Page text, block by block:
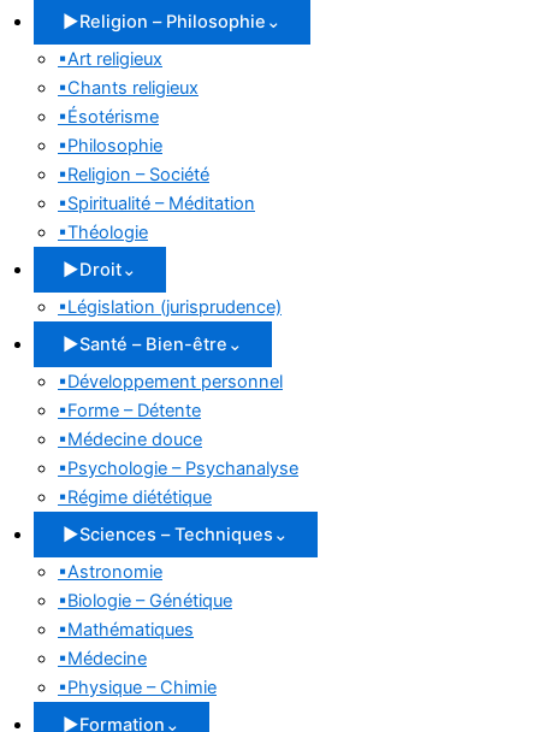
▶Religion – Philosophie ⌄
▪Art religieux
▪Chants religieux
▪Ésotérisme
▪Philosophie
▪Religion – Société
▪Spiritualité – Méditation
▪Théologie
▶Droit⌄
▪Législation (jurisprudence)
▶Santé – Bien-être ⌄
▪Développement personnel
▪Forme – Détente
▪Médecine douce
▪Psychologie – Psychanalyse
▪Régime diététique
▶Sciences – Techniques ⌄
▪Astronomie
▪Biologie – Génétique
▪Mathématiques
▪Médecine
▪Physique – Chimie
▶Formation ⌄